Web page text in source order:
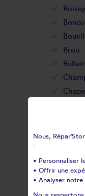
Brou
Nous,
:
• Personnaliser
• Offrir une
• Analyser notre